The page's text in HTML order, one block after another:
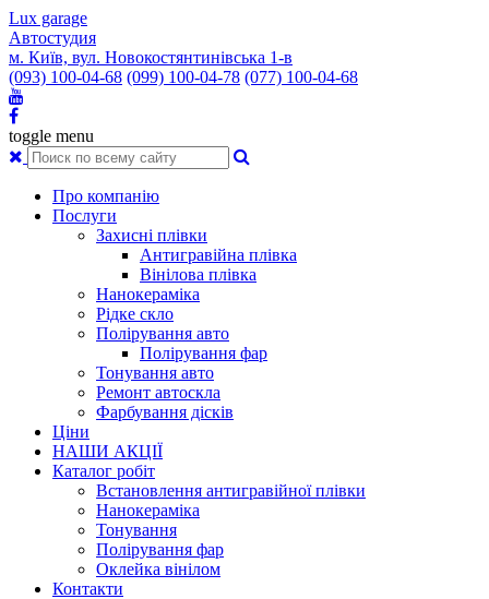
Lux garage
Автостудия
м. Київ, вул. Новокостянтинівська 1-в
(093) 100-04-68 (099) 100-04-78 (077) 100-04-68
toggle menu
Про компанію
Послуги
Захисні плівки
Антигравійна плівка
Вінілова плівка
Нанокераміка
Рідке скло
Полірування авто
Полірування фар
Тонування авто
Ремонт автоскла
Фарбування дісків
Ціни
НАШИ АКЦІЇ
Каталог робіт
Встановлення антигравійної плівки
Нанокераміка
Тонування
Полірування фар
Оклейка вінілом
Контакти